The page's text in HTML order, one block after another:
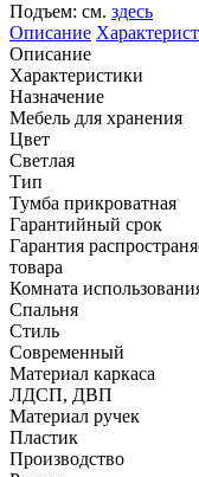
Подъем: см. здесь
Описание
Описание
Характеристики
Назначение
Мебель для хранения
Цвет
Светлая
Тип
Тумба прикроватная
Гарантийный срок
Гарантия
товара
Комната
Спальня
Стиль
Современный
Материал каркаса
ЛДСП, ДВП
Материал ручек
Пластик
Производство